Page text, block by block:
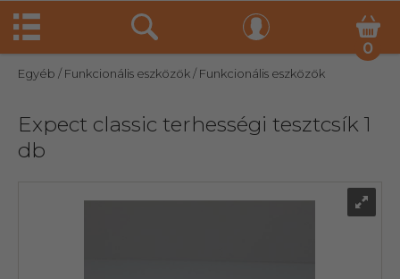
0
Egyéb / Funkcionális eszközök/ Funkcionális eszközök
Expect classic terhességi tesztcsík 1
db